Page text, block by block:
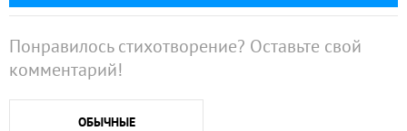
Понравилось стихотворение? Оставьте свой
комментарий!
ОБЫЧНЫЕ